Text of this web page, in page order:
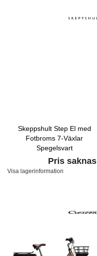
Skeppshult Step El med
Fotbroms 7-Växlar
Spegelsvart
Pris saknas
Visa lagerinformation